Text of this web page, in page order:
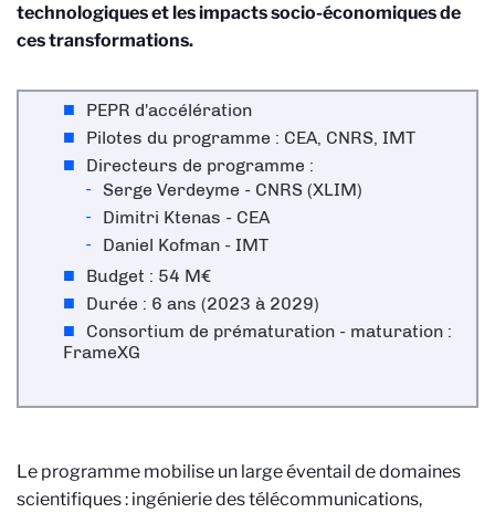
technologiques et les impacts socio-économiques de
ces transformations.
PEPR d'accélération
Pilotes du programme : CEA, CNRS, IMT
Directeurs de programme :
Serge Verdeyme - CNRS (XLIM)
Dimitri Ktenas - CEA
Daniel Kofman - IMT
Budget : 54 M€
Durée : 6 ans (2023 à 2029)
Consortium de prématuration - maturation :
FrameXG
Le programme mobilise un large éventail de domaines
scientifiques : ingénierie des télécommunications,